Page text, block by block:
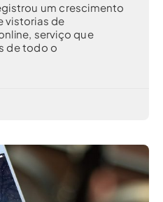
um crescimento
vistorias de
serviço que
de todo o